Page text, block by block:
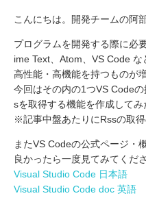
こんにちは。開発チームの阿部
プログラムを開発する際に必
ime Text、Atom、VS Code な
高性能・高機能を持つものが
今回はその内の1つVS Code
sを取得する機能を作成してみ
※記事中盤あたりにRssの取得
またVS Codeの公式ページ・
良かったら一度見てみてくださ
Visual Studio Code 日本語
Visual Studio Code doc 英語